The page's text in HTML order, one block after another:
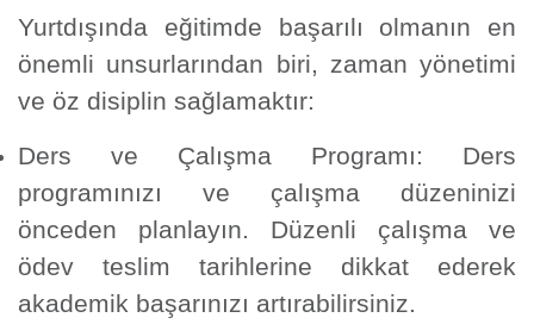
Yurtdışında eğitimde başarılı olmanın en
önemli unsurlarından biri, zaman yönetimi
ve öz disiplin sağlamaktır:
Ders ve Çalışma Programı: Ders
programınızı ve çalışma düzeninizi
önceden planlayın. Düzenli çalışma ve
ödev teslim tarihlerine dikkat ederek
akademik başarınızı artırabilirsiniz.